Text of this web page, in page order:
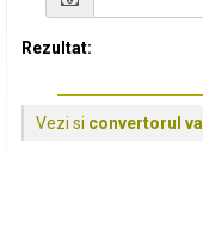
Rezultat:
Vezi si convertorul